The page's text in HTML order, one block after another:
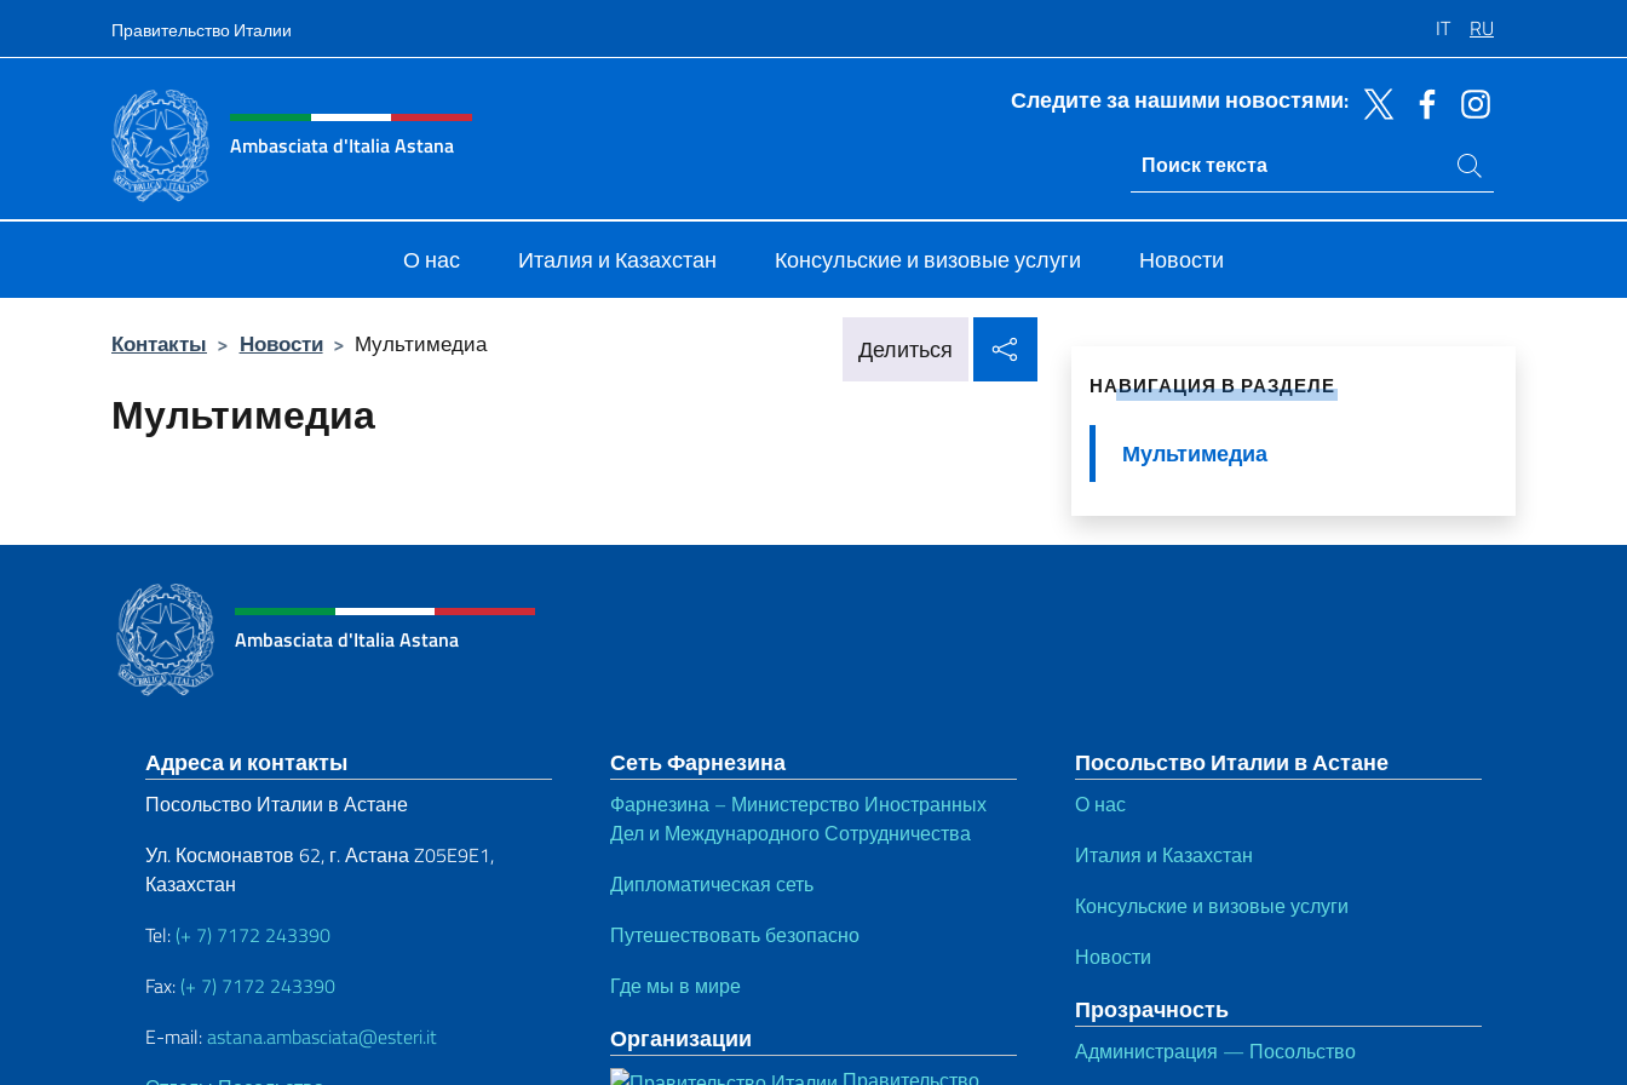
Правительство Италии IT RU
Шапка сайта, соцсети и меню
Ambasciata d'Italia Astana
Следите за нашими новостями:
Ricerca sito live
Поиск на сайте
О нас Италия и Казахстан Консульские и визовые услуги Новости
Контакты > Новости > Мультимедиа Делиться
Мультимедиа НАВИГАЦИЯ В РАЗДЕЛЕ
Мультимедиа
Ambasciata d'Italia Astana
Нижний колонтитул
Адреса и контакты
Посольство Италии в Астане
Ул. Космонавтов 62, г. Астана Z05E9E1,
Казахстан
Tel: (+ 7) 7172 243390
Fax: (+ 7) 7172 243390
E-mail:astana.ambasciata@esteri.it
Сеть Фарнезина
Фарнезина – Министерство Иностранных
Дел и Международного Сотрудничества
Дипломатическая сеть
Путешествовать безопасно
Где мы в мире
Организации
Посольство Италии в Астане
О нас
Италия и Казахстан
Консульские и визовые услуги
Новости
Прозрачность
Администрация — Посольство